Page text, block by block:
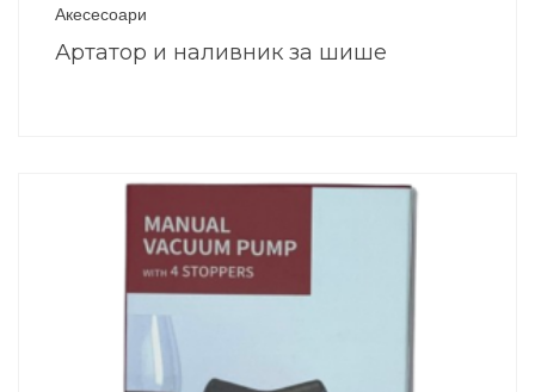
Акесесоари
Артатор и наливник за шише